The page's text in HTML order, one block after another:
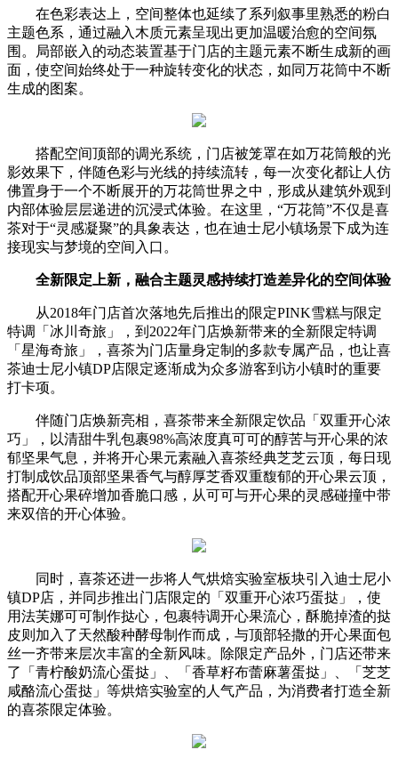
在色彩表达上，空间整体也延续了系列叙事里熟悉的粉白
主题色系，通过融入木质元素呈现出更加温暖治愈的空间氛
围。局部嵌入的动态装置基于门店的主题元素不断生成新的画
面，使空间始终处于一种旋转变化的状态，如同万花筒中不断
生成的图案。
搭配空间顶部的调光系统，门店被笼罩在如万花筒般的光
影效果下，伴随色彩与光线的持续流转，每一次变化都让人仿
佛置身于一个不断展开的万花筒世界之中，形成从建筑外观到
内部体验层层递进的沉浸式体验。在这里，“万花筒”不仅是喜
茶对于“灵感凝聚”的具象表达，也在迪士尼小镇场景下成为连
接现实与梦境的空间入口。
全新限定上新，融合主题灵感持续打造差异化的空间体验
从2018年门店首次落地先后推出的限定PINK雪糕与限定
特调「冰川奇旅」，到2022年门店焕新带来的全新限定特调
「星海奇旅」，喜茶为门店量身定制的多款专属产品，也让喜
茶迪士尼小镇DP店限定逐渐成为众多游客到访小镇时的重要
打卡项。
伴随门店焕新亮相，喜茶带来全新限定饮品「双重开心浓
巧」，以清甜牛乳包裹98%高浓度真可可的醇苦与开心果的浓
郁坚果气息，并将开心果元素融入喜茶经典芝芝云顶，每日现
打制成饮品顶部坚果香气与醇厚芝香双重馥郁的开心果云顶，
搭配开心果碎增加香脆口感，从可可与开心果的灵感碰撞中带
来双倍的开心体验。
同时，喜茶还进一步将人气烘焙实验室板块引入迪士尼小
镇DP店，并同步推出门店限定的「双重开心浓巧蛋挞」，使
用法芙娜可可制作挞心，包裹特调开心果流心，酥脆掉渣的挞
皮则加入了天然酸种酵母制作而成，与顶部轻撒的开心果面包
丝一齐带来层次丰富的全新风味。除限定产品外，门店还带来
了「青柠酸奶流心蛋挞」、「香草籽布蕾麻薯蛋挞」、「芝芝
咸酪流心蛋挞」等烘焙实验室的人气产品，为消费者打造全新
的喜茶限定体验。